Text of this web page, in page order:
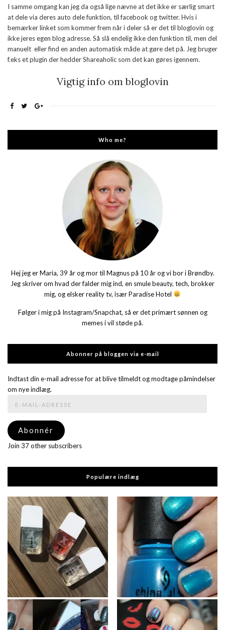
I samme omgang kan jeg da også lige nævne at det ikke er særlig smart
at dele via deres auto dele funktion, til facebook og twitter. Hvis i
bemærker linket som kommer frem når i deler så er det til bloglovin og
ikke jeres egen blog adresse. Så slå endelig ikke den funktion til, men del
manuelt eller find en anden automatisk måde at gøre det på. Jeg bruger
f.eks et plugin der hedder Shareaholic som det kan gøres igennem.
Vigtig info om bloglovin
Who me?
Hej jeg er Maria, 39 år og mor til Magnus på 10 år og vi bor i Brøndby.
Jeg skriver om hvad der falder mig ind, en smule beauty, tech, brokker
mig, og elsker reality tv, især Paradise Hotel
Følger i mig på Instagram/Snapchat, så er det primært sønnen og
memes i vil støde på.
Abonner på bloggen via e-mail
Indtast din e-mail adresse for at blive tilmeldt og modtage påmindelser
om nye indlæg.
adresse
Abonnér
Join 37 other subscribers
Populære indlæg